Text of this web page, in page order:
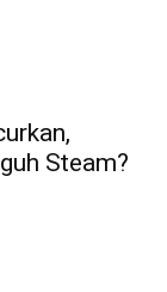
Steam?